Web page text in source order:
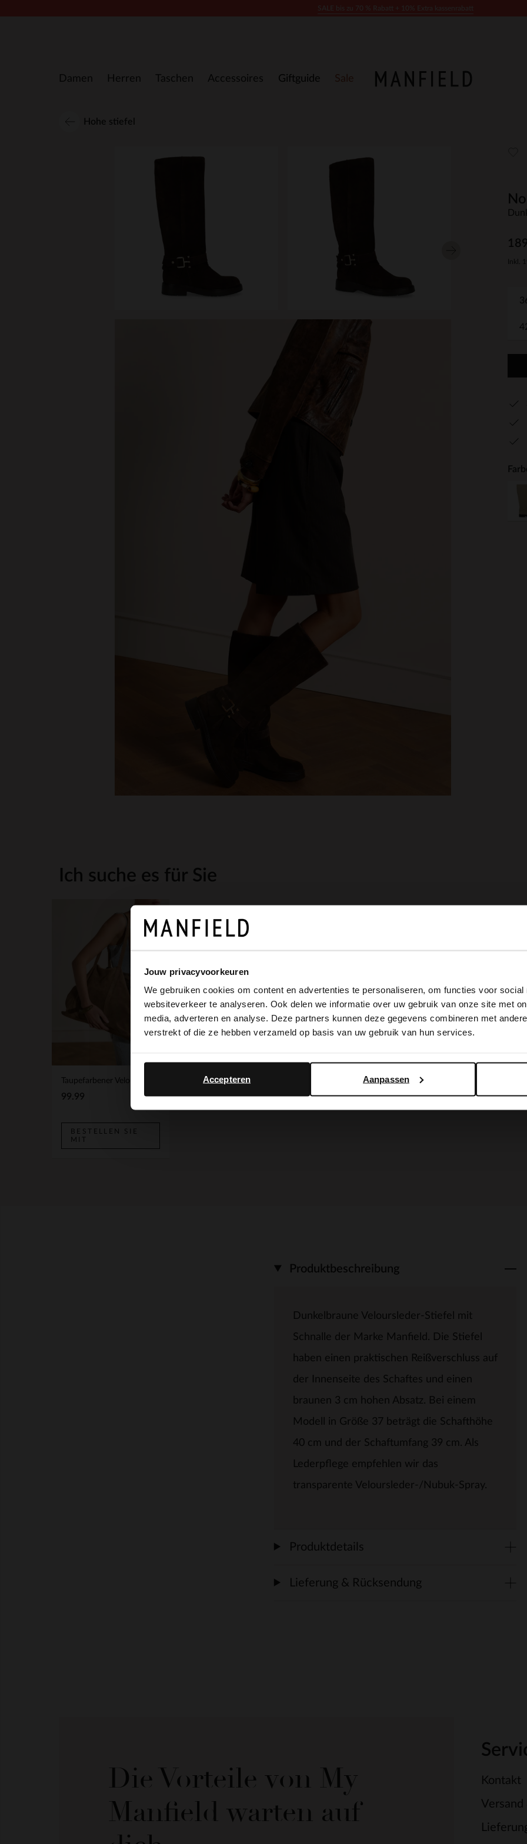
Jouw privacyvoorkeuren
We gebruiken cookies om content en advertenties te personaliseren, om functies voor social
websiteverkeer te analyseren. Ook delen we informatie over uw gebruik van onze site met
media, adverteren en analyse. Deze partners kunnen deze gegevens combineren met
verstrekt of die ze hebben verzameld op basis van uw gebruik van hun services.
Aanpassen
Accepteren
Damen Herren Taschen Accessoires Giftguide Sale
Hohe stiefel
Inkl.
Ich suche es für Sie
99.99
BESTELLEN SIE
MIT
Produktbeschreibung
Dunkelbraune Veloursleder-Stiefel mit
Schnalle der Marke Manfield. Die Stiefel
haben einen praktischen Reißverschluss auf
der Innenseite des Schaftes und einen
braunen 3 cm hohen Absatz. Bei einem
Modell in Größe 37 beträgt die Schafthöhe
40 cm und der Schaftumfang 39 cm. Als
Lederpflege empfehlen wir das
transparente Veloursleder-/Nubuk-Spray.
Produktdetails
Lieferung & Rücksendung
Die Vorteile von My
Manfield warten auf
Kontakt
Versand
It looks like your language isn't Dutch. Would you like to